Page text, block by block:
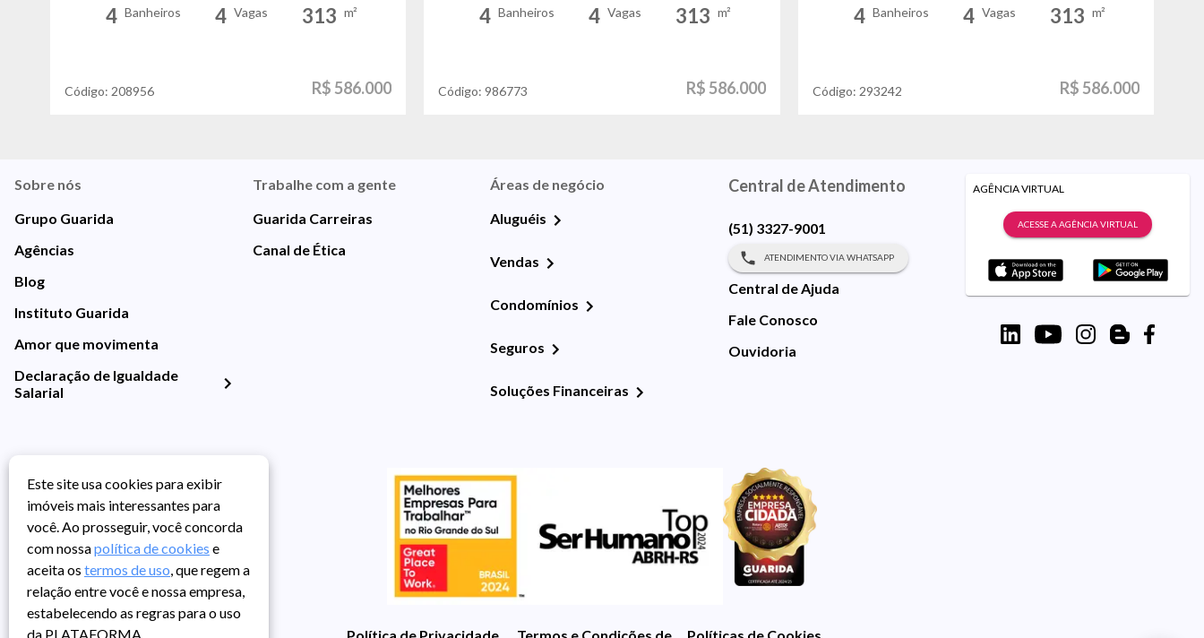
4 Banheiros 4 Vagas 313 m²
Código: 208956 R$ 586.000
4 Banheiros 4 Vagas 313 m²
Código:986773 R$ 586.000
4 Banheiros 4 Vagas 313 m²
Código: 293242 R$ 586.000
Sobre nós
Grupo Guarida
Agências
Blog
Instituto Guarida
Amor que movimenta
Declaração de Igualdade
Salarial
Trabalhe com a gente
Guarida Carreiras
Canal de Ética
Áreas de negócio
Aluguéis
Vendas
Condomínios
Seguros
Soluções Financeiras
Central de Atendimento
(51) 3327-9001
ATENDIMENTO VIA WHATSAPP
Central de Ajuda
Fale Conosco
Ouvidoria
AGÊNCIA VIRTUAL
ACESSE A AGÊNCIA VIRTUAL
Política de Privacidade Termos e Condições de UsoPolíticas de Cookies
Este site usa cookies para exibir
imóveis mais interessantes para
você. Ao prosseguir, você concorda
com nossapolítica de cookies e
aceita os termos de uso, que regem a
relação entre você e nossa empresa,
estabelecendo as regras para o uso
da PLATAFORMA.